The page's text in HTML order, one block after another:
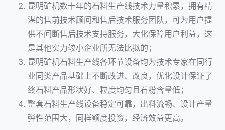
昆明矿机数十年的石料生产线技术力量积累，拥有精
湛的售前技术顾问和售后技术服务团队，可为用户提
供不间断售后技术支持服务，大化保障用户利益，这
是其他实力较小企业所无法比拟的；
昆明矿机石料生产线各环节设备均为技术专家在同行
业同类产品基础上不断改进、改良，优化设计保证了
终石料产品形状好、粒度均匀且石粉含量低；
整套石料生产线设备稳定可靠，出料流畅、设计产量
弹性范围大，同样额度投资，经济效益更高。